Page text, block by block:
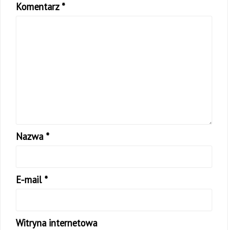
Komentarz *
Nazwa *
E-mail *
Witryna internetowa